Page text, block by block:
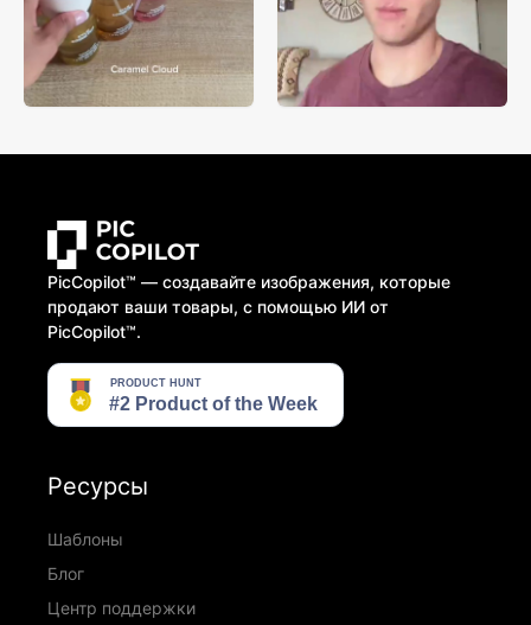
PicCopilot™️ — создавайте изображения, которые
продают ваши товары, с помощью ИИ от
PicCopilot™️.
Ресурсы
Шаблоны
Блог
Центр поддержки